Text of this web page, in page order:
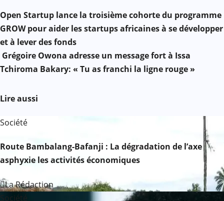
Mail
N
a
v
i
g
a
i
o
Open Startup lance la troisième cohorte du programme
GROW pour aider les startups africaines à se développer
et à lever des fonds
Grégoire Owona adresse un message fort à Issa
Tchiroma Bakary: « Tu as franchi la ligne rouge »
Lire aussi
Société
Route Bambalang-Bafanji : La dégradation de l’axe
asphyxie les activités économiques
La Rédaction
Société